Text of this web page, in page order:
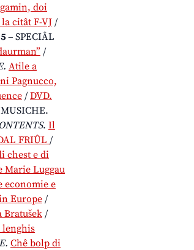
doi
citât F-VJ /
–SPECIÂL
/
Atile a
Pagnucco,
/ DVD.
. Il
FRIÛL /
chest e di
Marie Luggau
economie e
Europe /
/
lenghis
Chê bolp di